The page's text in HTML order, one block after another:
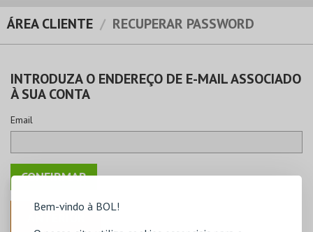
Bem-vindo à BOL!
EVENTOS
CARTÕES
PRODUTOS
ÁREA CLIENTE RECUPERAR PASSWORD
INTRODUZA O ENDEREÇO DE E-MAIL ASSOCIADO
À SUA CONTA
Email